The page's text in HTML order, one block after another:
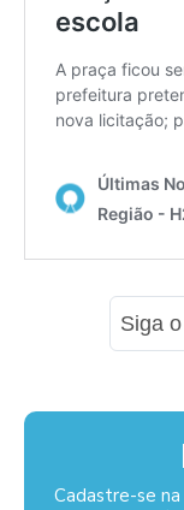
Siga
Cadastre-se